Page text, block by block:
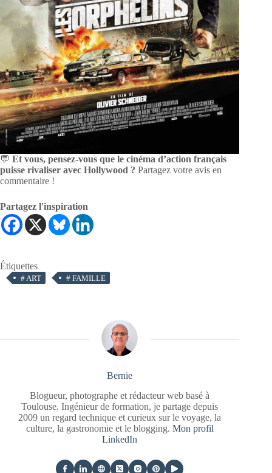
💬 Et vous, pensez-vous que le cinéma d’action français
puisse rivaliser avec Hollywood ? Partagez votre avis en
commentaire !
Partagez l'inspiration
Étiquettes
# ART # FAMILLE
Bernie
Blogueur, photographe et rédacteur web basé à
Toulouse. Ingénieur de formation, je partage depuis
2009 un regard technique et curieux sur le voyage, la
culture, la gastronomie et le blogging. Mon profil
LinkedIn